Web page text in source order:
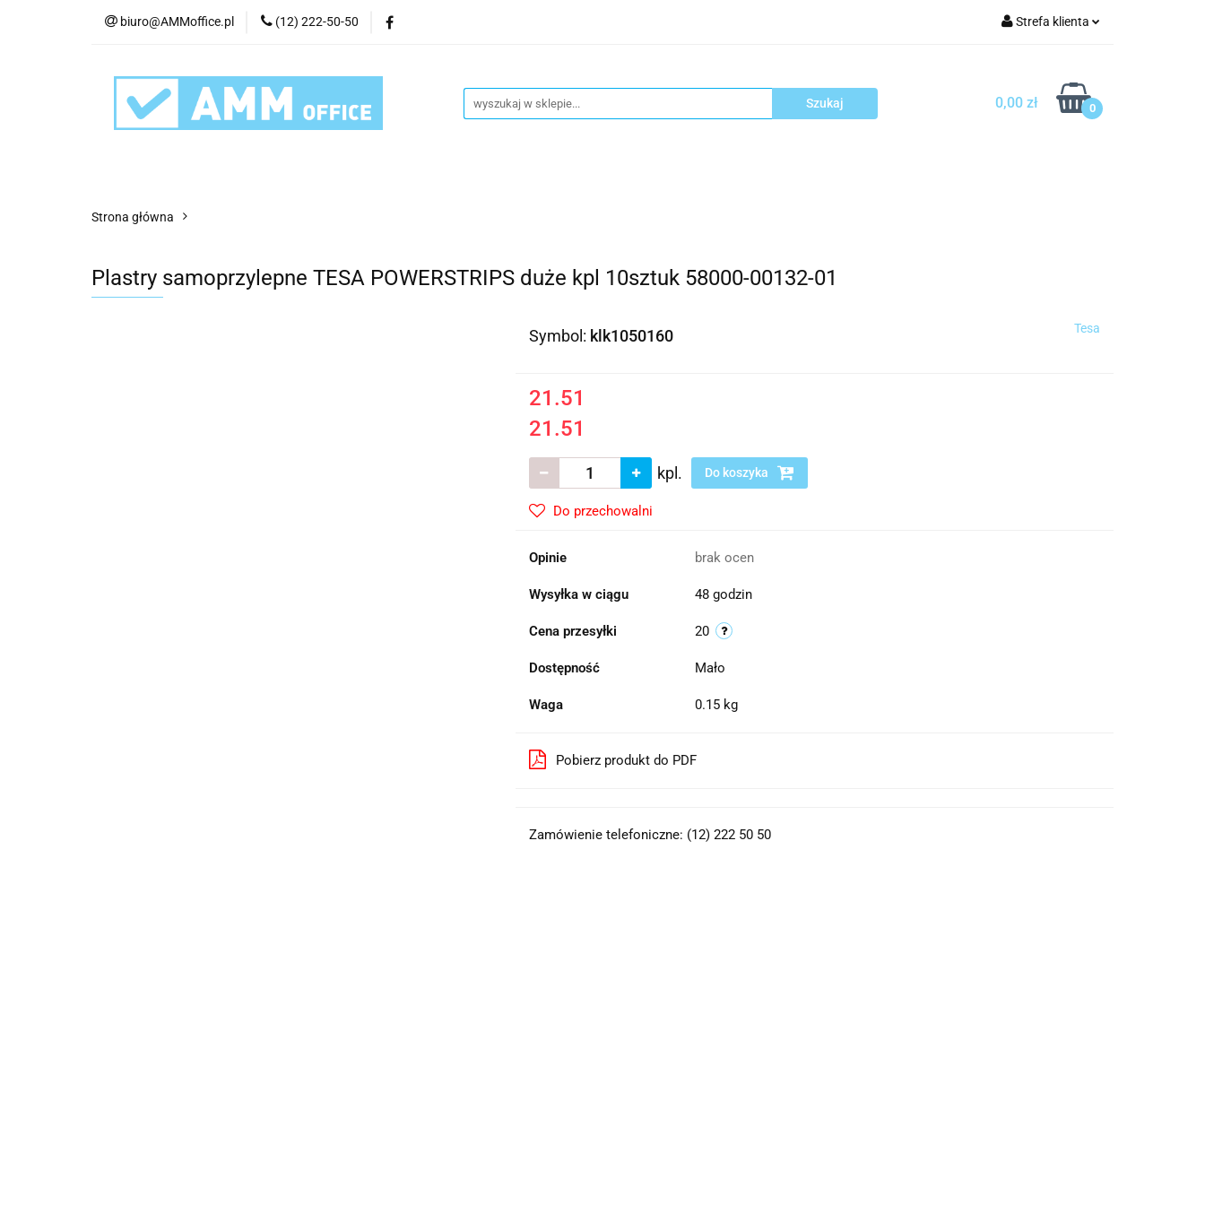
biuro@AMMoffice.pl (12) 222-50-50 Strefa klienta
Zarejestruj się
Dodaj zgłoszenie
0,00 zł 0
Kategorie Artykuły biurowe
Urządzenia i eksploatacja Blog Kontakt
Strona główna
Plastry samoprzylepne TESA POWERSTRIPS duże kpl 10sztuk 58000-00132-01
Symbol: klk1050160 Tesa
21.51
21.51
kpl. Do koszyka
Do przechowalni
Opinie brak ocen
Wysyłka w ciągu 48 godzin
Cena przesyłki 20
Dostępność Mało
Waga 0.15 kg
Pobierz produkt do PDF
Zamówienie telefoniczne: (12) 222 50 50